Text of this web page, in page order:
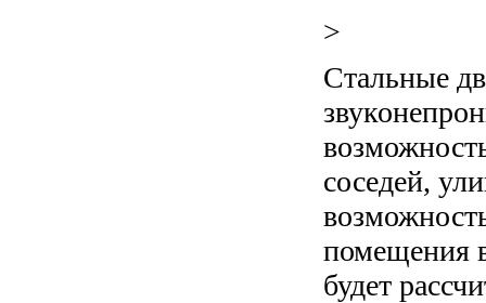
>
Стальные
соседей,
помещения
будет